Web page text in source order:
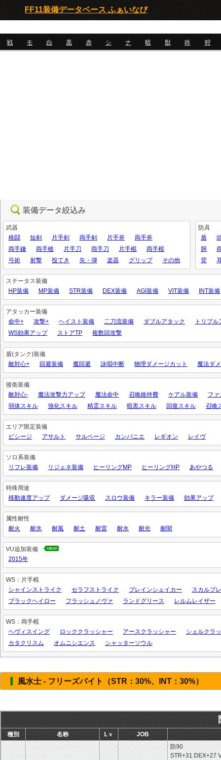
FF11装備データベース ふぁいなび
戦 モ 白 黒 赤 シ ナ 暗 獣 吟 狩
装備データ絞込み
武器
格闘
短剣 片手剣 両手剣 片手斧
両手斧
両手鎌
両手槍 片手刀 両手刀 片手棍
両手棍
弓術
射撃 投てき 矢・弾 楽器 グリップ その他
防具
盾
胴
背
ステータス装備
HP装備
MP装備 STR装備 DEX装備 AGI装備 VIT装備 INT装備
アタッカー装備
命中+
攻撃+ ヘイスト装備 二刀流装備 ダブルアタック
トリプル
WS効果アップ
ストアTP 複数回攻撃
盾(タンク)装備
敵対心+
回避装備 魔回避 詠唱中断 物理ダメージカット 魔法ダ
後衛装備
敵対心-
魔法攻撃力アップ 魔法命中 召喚維持費 ケアル装備
フ
弱体スキル
強化スキル 精霊スキル 暗黒スキル 回復スキル 召喚
エリア限定装備
ビシージ
アサルト サルベージ カンパニエ レギオン レイヴ
ソロ系装備
リフレ装備
リジェネ装備 ヒーリングMP ヒーリングHP あやつる
特殊用途
移動速度アップ
ダメージ吸収 スロウ装備 キラー装備 効果アップ
属性耐性
耐火
耐氷 耐風 耐土 耐雷 耐水 耐光 耐闇
VU追加装備
2015年
WS：片手棍
シャインストライク
セラフストライク ブレインシェイカー
スカルブ
ブラックヘイロー
フラッシュノヴァ ランドグリース レルムレイザー
WS：両手棍
ヘヴィスイング
ロッククラッシャー アースクラッシャー
シェルクラ
カタクリスム
オムニシエンス シャッターソウル
風水士 - フリーズバイト（STR：30%、INT：30%）
種別 名称 Lｖ JOB
防90
STR+31 DEX+27